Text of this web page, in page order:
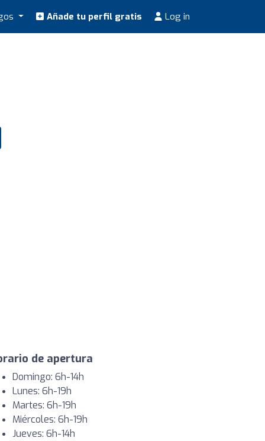
Añade tu perfil gratis Log in
de apertura
Domingo: 6h-14h
Lunes: 6h-19h
Martes: 6h-19h
Miércoles: 6h-19h
Jueves: 6h-14h